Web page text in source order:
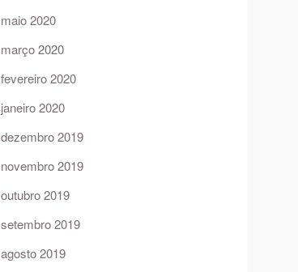
maio 2020
março 2020
fevereiro 2020
janeiro 2020
dezembro 2019
novembro 2019
outubro 2019
setembro 2019
agosto 2019